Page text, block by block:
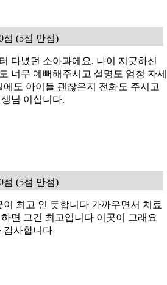
점 (5점 만점)
다녔던 소아과에요. 나이 지긋하신
너무 예뻐해주시고 설명도 엄청 자세
도 아이들 괜찮은지 전화도 주시고
님 이십니다.
점 (5점 만점)
이 최고 인 듯합니다 가까우면서 치료
면 그건 최고입니다 이곳이 그래요
감사합니다